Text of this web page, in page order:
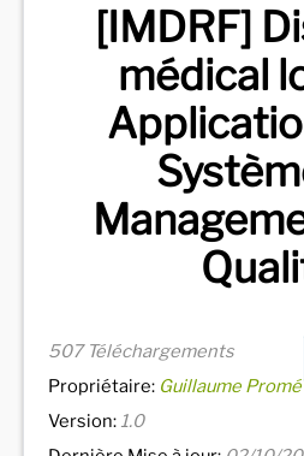
[IMDRF]
médical
507 Téléchargements
Propriétaire: Guillaume Promé
Version: 1.0